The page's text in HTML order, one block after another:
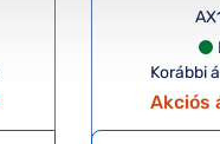
Korábbi
Akciós